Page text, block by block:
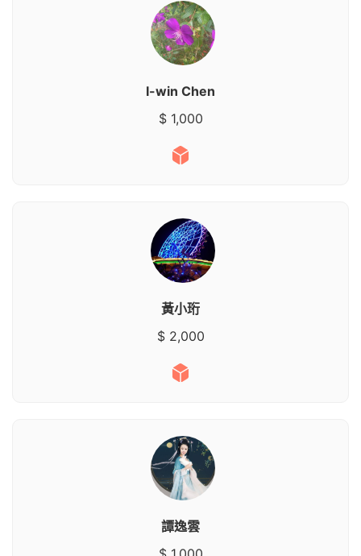
I-win Chen
$ 1,000
黃小珩
$ 2,000
譚逸雲